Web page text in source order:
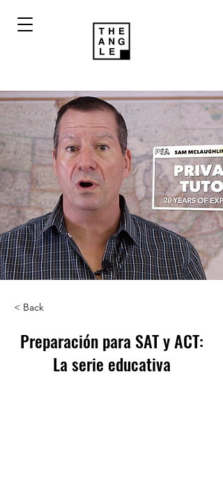
< Back
Preparación para SAT y ACT:
La serie educativa